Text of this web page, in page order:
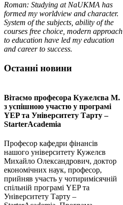
Roman: Studying at NaUKMA has
formed my worldview and character.
System of the subjects, ability of the
courses free choice, modern approach
to education have led my education
and career to success.
Останні новини
Вітаємо професора Кужелєва М.
з успішною участю у програмі
YEP та Університету Тарту –
StarterAcademia
Професор кафедри фінансів
нашого університету Кужелєв
Михайло Олександрович, доктор
економічних наук, професор,
прийняв участь у чотиримісячній
спільній програмі YEP та
Університету Тарту –